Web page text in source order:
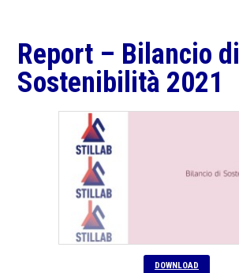
Report – Bilancio di
Sostenibilità 2021
DOWNLOAD